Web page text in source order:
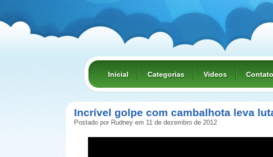
Inicial Categorias Videos Contato
Incrível golpe com cambalhota leva
Postado por Rudney em 11 de dezembro de 2012